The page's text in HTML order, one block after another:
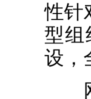
性针
型组
设，
网